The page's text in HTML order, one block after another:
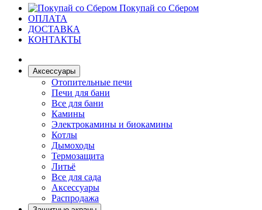
Покупай со Сбером
ОПЛАТА
ДОСТАВКА
КОНТАКТЫ
Аксессуары
Отопительные печи
Печи для бани
Все для бани
Камины
Электрокамины и биокамины
Котлы
Дымоходы
Термозащита
Литьё
Все для сада
Аксессуары
Распродажа